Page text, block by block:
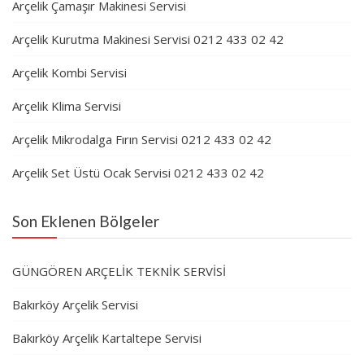
Arçelik Çamaşır Makinesi Servisi
Arçelik Kurutma Makinesi Servisi 0212 433 02 42
Arçelik Kombi Servisi
Arçelik Klima Servisi
Arçelik Mikrodalga Fırın Servisi 0212 433 02 42
Arçelik Set Üstü Ocak Servisi 0212 433 02 42
Son Eklenen Bölgeler
GÜNGÖREN ARÇELİK TEKNİK SERVİSİ
Bakırköy Arçelik Servisi
Bakırköy Arçelik Kartaltepe Servisi